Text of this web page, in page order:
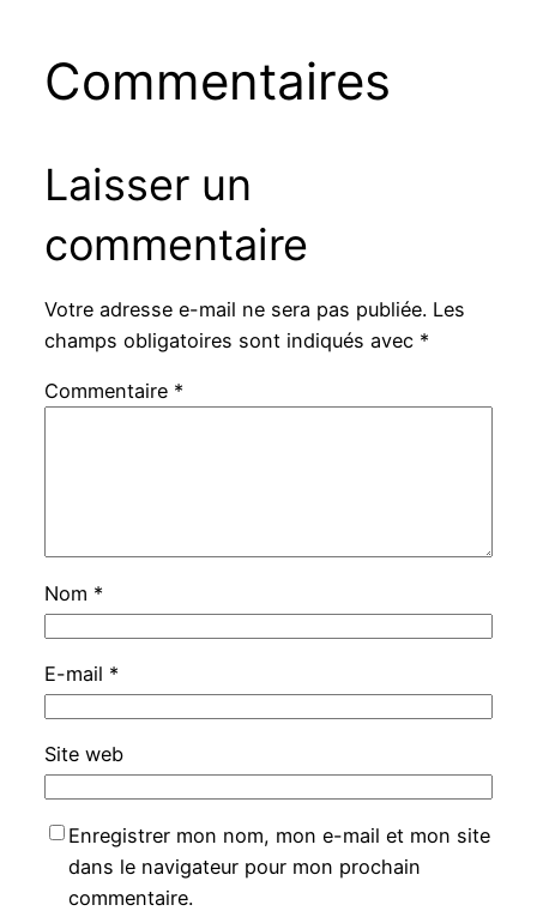
Commentaires
Laisser un
commentaire
Votre adresse e-mail ne sera pas publiée. Les
champs obligatoires sont indiqués avec *
Commentaire *
Nom *
E-mail *
Site web
Enregistrer mon nom, mon e-mail et mon site
dans le navigateur pour mon prochain
commentaire.